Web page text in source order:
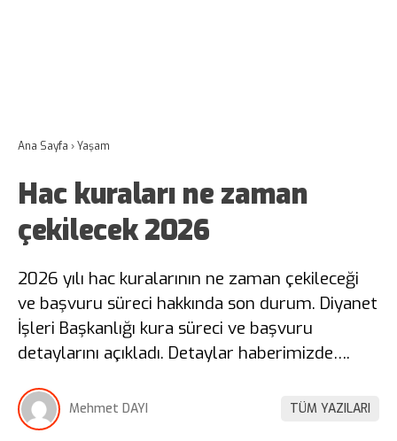
Ana Sayfa ›Yaşam
Hac kuraları ne zaman
çekilecek 2026
2026 yılı hac kuralarının ne zaman çekileceği
ve başvuru süreci hakkında son durum. Diyanet
İşleri Başkanlığı kura süreci ve başvuru
detaylarını açıkladı. Detaylar haberimizde….
Mehmet DAYI TÜM YAZILARI